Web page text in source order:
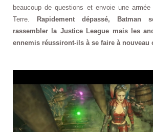
beaucoup de questions et envoie une
Terre. Rapidement dépassé,
rassembler la Justice League mais les
ennemis réussiront-ils à se faire à nouveau